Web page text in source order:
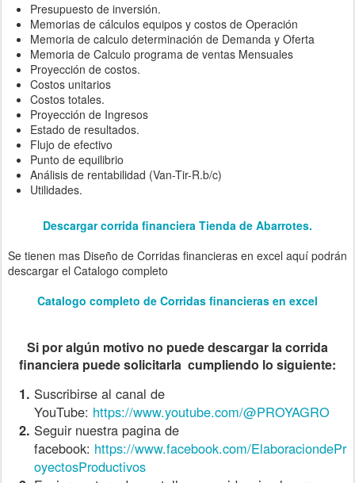
Presupuesto de inversión.
Memorias de cálculos equipos y costos de Operación
Memoria de calculo determinación de Demanda y Oferta
Memoria de Calculo programa de ventas Mensuales
Proyección de costos.
Costos unitarios
Costos totales.
Proyección de Ingresos
Estado de resultados.
Flujo de efectivo
Punto de equilibrio
Análisis de rentabilidad (Van-Tir-R.b/c)
Utilidades.
Descargar corrida financiera Tienda de Abarrotes.
Se tienen mas Diseño de Corridas financieras en excel aquí podrán
descargar el Catalogo completo
Catalogo completo de Corridas financieras en excel
Si por algún motivo no puede descargar la corrida
financiera puede solicitarla cumpliendo lo siguiente:
Suscribirse al canal de
YouTube: https://www.youtube.com/@PROYAGRO
Seguir nuestra pagina de
facebook: https://www.facebook.com/ElaboraciondePr
oyectosProductivos